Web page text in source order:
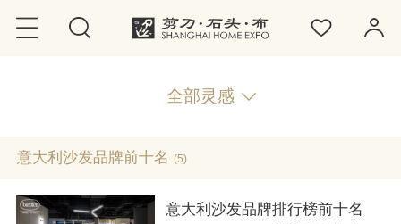
全部灵感
意大利沙发品牌前十名(5)
意大利沙发品牌排行榜前十名